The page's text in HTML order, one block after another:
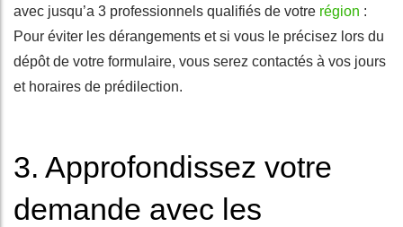
avec jusqu’a 3 professionnels qualifiés de votre région :
Pour éviter les dérangements et si vous le précisez lors du
dépôt de votre formulaire, vous serez contactés à vos jours
et horaires de prédilection.
3. Approfondissez votre
demande avec les